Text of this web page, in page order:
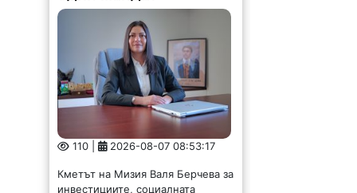
110 | 2026-08-07 08:53:17
Кметът на Мизия Валя Берчева за
инвестициите, социалната